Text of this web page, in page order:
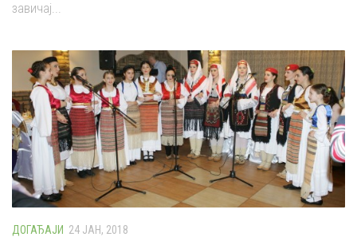
завичај...
ДОГАЂАЈИ 24 ЈАН, 2018